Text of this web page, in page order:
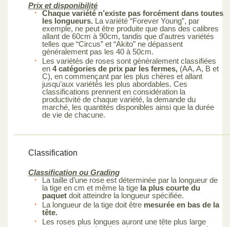
Prix et disponibilité
Chaque variété n’existe pas forcément dans toutes
les longueurs. La variété “Forever Young”, par
exemple, ne peut être produite que dans des calibres
allant de 60cm à 90cm, tandis que d’autres variétés
telles que “Circus” et “Akito” ne dépassent
généralement pas les 40 à 50cm.
Les variétés de roses sont généralement classifiées
en 4 catégories de prix par les fermes, (AA, A, B et
C), en commençant par les plus chères et allant
jusqu’aux variétés les plus abordables. Ces
classifications prennent en considération la
productivité de chaque variété, la demande du
marché, les quantités disponibles ainsi que la durée
de vie de chacune.
Classification
Classification ou Grading
La taille d’une rose est déterminée par la longueur de
la tige en cm et même la tige la plus courte du
paquet doit atteindre la longueur spécifiée.
La longueur de la tige doit être mesurée en bas de la
tête.
Les roses plus longues auront une tête plus large